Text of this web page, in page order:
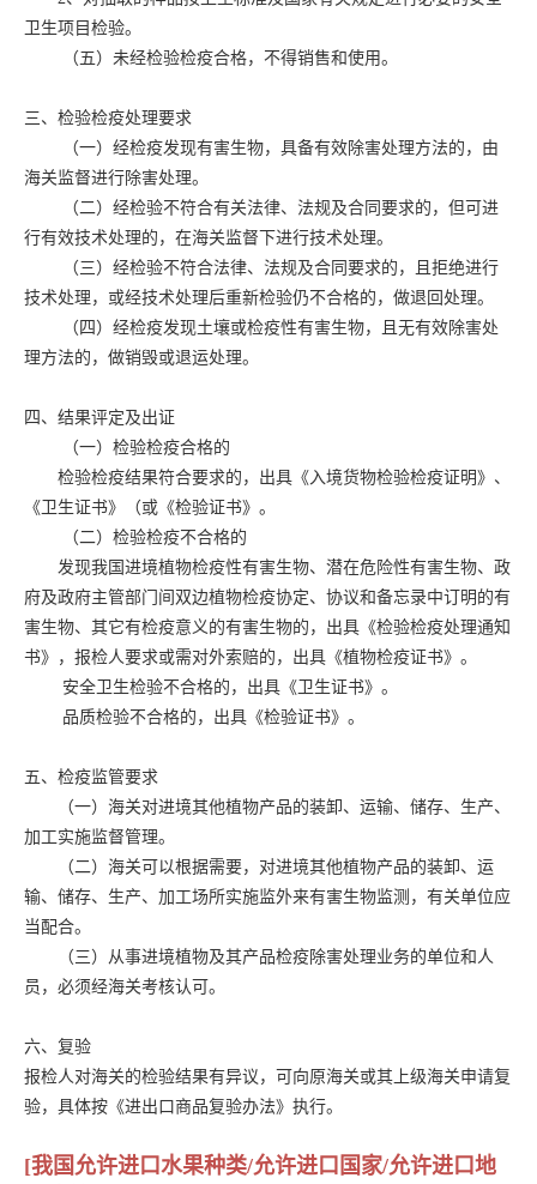
卫生项目检验。
（五）未经检验检疫合格，不得销售和使用。
三、检验检疫处理要求
（一）经检疫发现有害生物，具备有效除害处理方法的，由
海关监督进行除害处理。
（二）经检验不符合有关法律、法规及合同要求的，但可进
行有效技术处理的，在海关监督下进行技术处理。
（三）经检验不符合法律、法规及合同要求的，且拒绝进行
技术处理，或经技术处理后重新检验仍不合格的，做退回处理。
（四）经检疫发现土壤或检疫性有害生物，且无有效除害处
理方法的，做销毁或退运处理。
四、结果评定及出证
（一）检验检疫合格的
检验检疫结果符合要求的，出具《入境货物检验检疫证明》、
《卫生证书》（或《检验证书》。
（二）检验检疫不合格的
发现我国进境植物检疫性有害生物、潜在危险性有害生物、政
府及政府主管部门间双边植物检疫协定、协议和备忘录中订明的有
害生物、其它有检疫意义的有害生物的，出具《检验检疫处理通知
书》，报检人要求或需对外索赔的，出具《植物检疫证书》。
安全卫生检验不合格的，出具《卫生证书》。
品质检验不合格的，出具《检验证书》。
五、检疫监管要求
（一）海关对进境其他植物产品的装卸、运输、储存、生产、
加工实施监督管理。
（二）海关可以根据需要，对进境其他植物产品的装卸、运
输、储存、生产、加工场所实施监外来有害生物监测，有关单位应
当配合。
（三）从事进境植物及其产品检疫除害处理业务的单位和人
员，必须经海关考核认可。
六、复验
报检人对海关的检验结果有异议，可向原海关或其上级海关申请复
验，具体按《进出口商品复验办法》执行。
[我国允许进口水果种类/允许进口国家/允许进口地